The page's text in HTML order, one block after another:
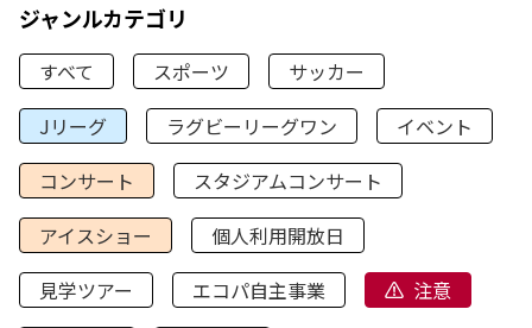
ジャンルカテゴリ
すべて スポーツ
サッカー
Jリーグ
ラグビーリーグワン
イベント
コンサート
スタジアムコンサート
アイスショー
個人利用開放日
見学ツアー
エコパ自主事業
注意